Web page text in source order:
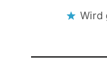
Wird